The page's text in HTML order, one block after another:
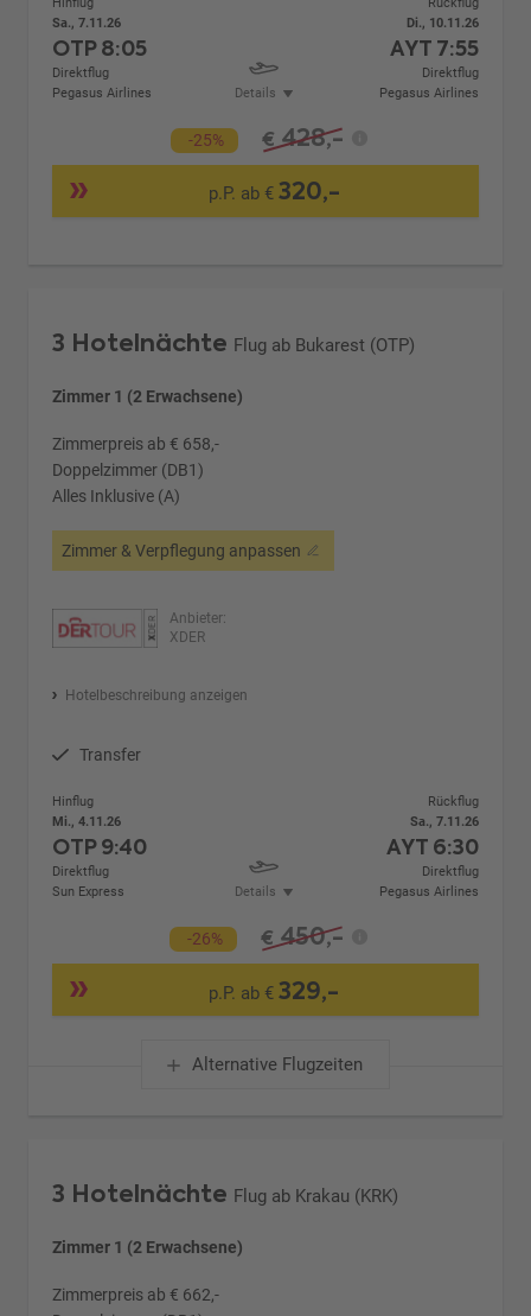
Sa., 7.11.26
OTP8:05
Direktflug
Pegasus Airlines
Details
Di., 10.11.26
AYT 7:55
Direktflug
Pegasus Airlines
-25% € 428,-
p.P. ab € 320,-
3 Hotelnächte Flug ab Bukarest (OTP)
Zimmer 1 (2 Erwachsene)
Zimmerpreis ab € 658,-
Doppelzimmer (DB1)
Alles Inklusive (A)
Zimmer & Verpflegung anpassen
Anbieter:
XDER
Hotelbeschreibung anzeigen
Transfer
Hinflug
Mi., 4.11.26
OTP9:40
Direktflug
Sun Express
Details
Rückflug
Sa., 7.11.26
AYT 6:30
Direktflug
Pegasus Airlines
-26% € 450,-
p.P. ab €329,-
Alternative Flugzeiten
3 Hotelnächte Flug ab Krakau (KRK)
Zimmer 1 (2 Erwachsene)
Zimmerpreis ab € 662,-